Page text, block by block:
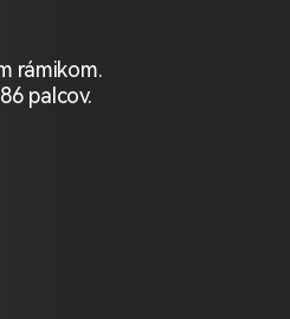
rámikom.
palcov.